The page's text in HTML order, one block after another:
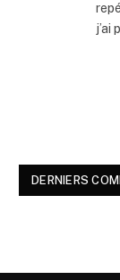
j’ai
DERNIERS